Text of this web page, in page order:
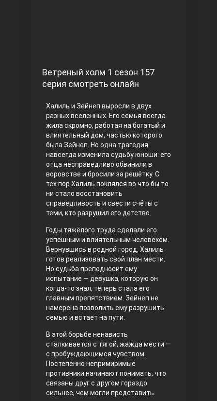
Правосyдие
Любовь напрокат
Ветреный холм 1 сезон 157
серия смотреть онлайн
Халиль и Зейнеп выросли в двух
разных вселенных. Его семья всегда
жила скромно, работая на богатый и
влиятельный дом, частью которого
была Зейнеп. Но одна трагедия
навсегда изменила судьбу юноши: его
отца несправедливо обвинили в
воровстве и бросили за решётку. С
тех пор Халиль поклялся во что бы то
ни стало восстановить
справедливость и свести счёты с
теми, кто разрушил его детство.
Годы тяжёлого труда сделали его
успешным и влиятельным человеком.
Вернувшись в родной город, Халиль
готов реализовать свой план мести.
Но судьба преподносит ему
испытание — девушка, которую он
когда-то знал, теперь стала его
главным препятствием. Зейнеп не
намерена позволить ему разрушить
семью и встает на пути.
В этой борьбе ненависть
сталкивается с тягой, жажда мести —
с пробуждающимся чувством.
Постепенно непримиримые
противники начинают понимать, что
связаны друг с другом гораздо
сильнее, чем могли представить.